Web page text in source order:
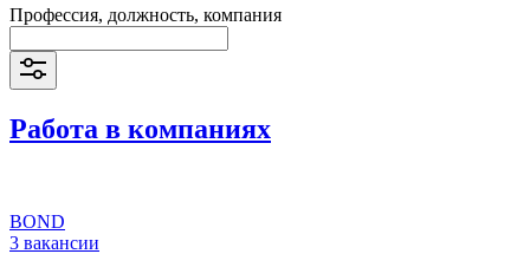
Профессия, должность, компания
Работа в компаниях
BOND
3 вакансии